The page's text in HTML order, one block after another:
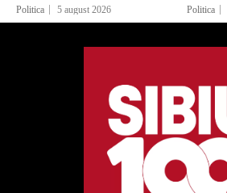
Politica 5 august 2026 Politica